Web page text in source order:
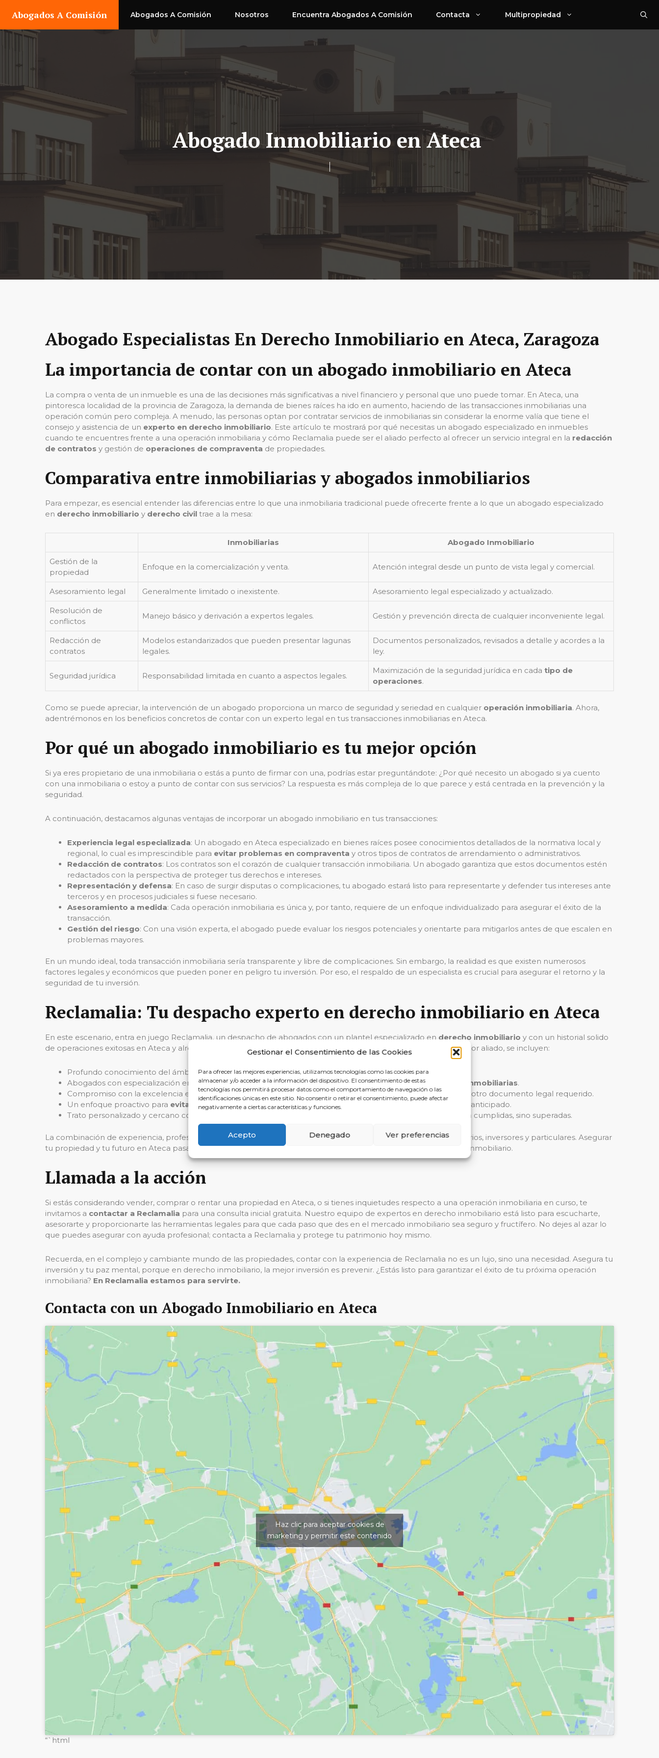
Gestionar el Consentimiento de las Cookies
Para ofrecer las mejores experiencias, utilizamos tecnologías como las cookies para
almacenar y/o acceder a la información del dispositivo. El consentimiento de estas
tecnologías nos permitirá procesar datos como el comportamiento de navegación o las
identificaciones únicas en este sitio. No consentir o retirar el consentimiento, puede afectar
negativamente a ciertas características y funciones.
Acepto Denegado Ver preferencias
Abogados A Comisión Abogados A Comisión Nosotros Encuentra Abogados A Comisión Contacta Multipropiedad
Abogado Inmobiliario en Ateca
Abogado Especialistas En Derecho Inmobiliario en Ateca, Zaragoza
La importancia de contar con un abogado inmobiliario en Ateca
La compra o venta de un inmueble es una de las decisiones más significativas a nivel financiero y personal que uno puede tomar. En Ateca, una
pintoresca localidad de la provincia de Zaragoza, la demanda de bienes raíces ha ido en aumento, haciendo de las transacciones inmobiliarias una
operación común pero compleja. A menudo, las personas optan por contratar servicios de inmobiliarias sin considerar la enorme valía que tiene el
consejo y asistencia de un experto en derecho inmobiliario. Este artículo te mostrará por qué necesitas un abogado especializado en inmuebles
cuando te encuentres frente a una operación inmobiliaria y cómo Reclamalia puede ser el aliado perfecto al ofrecer un servicio integral en la redacción
de contratos y gestión de operaciones de compraventa de propiedades.
Comparativa entre inmobiliarias y abogados inmobiliarios
Para empezar, es esencial entender las diferencias entre lo que una inmobiliaria tradicional puede ofrecerte frente a lo que un abogado especializado
en derecho inmobiliario y derecho civil trae a la mesa:
Inmobiliarias Abogado Inmobiliario
Gestión de la
propiedad
Enfoque en la comercialización y venta. Atención integral desde un punto de vista legal y comercial.
Asesoramiento legal Generalmente limitado o inexistente. Asesoramiento legal especializado y actualizado.
Resolución de
conflictos
Manejo básico y derivación a expertos legales. Gestión y prevención directa de cualquier inconveniente legal.
Redacción de
contratos
Modelos estandarizados que pueden presentar lagunas
legales.
Documentos personalizados, revisados a detalle y acordes a la
ley.
Seguridad jurídica Responsabilidad limitada en cuanto a aspectos legales.
Maximización de la seguridad jurídica en cada tipo de
operaciones.
Como se puede apreciar, la intervención de un abogado proporciona un marco de seguridad y seriedad en cualquier operación inmobiliaria. Ahora,
adentrémonos en los beneficios concretos de contar con un experto legal en tus transacciones inmobiliarias en Ateca.
Por qué un abogado inmobiliario es tu mejor opción
Si ya eres propietario de una inmobiliaria o estás a punto de firmar con una, podrías estar preguntándote: ¿Por qué necesito un abogado si ya cuento
con una inmobiliaria o estoy a punto de contar con sus servicios? La respuesta es más compleja de lo que parece y está centrada en la prevención y la
seguridad.
A continuación, destacamos algunas ventajas de incorporar un abogado inmobiliario en tus transacciones:
Experiencia legal especializada: Un abogado en Ateca especializado en bienes raíces posee conocimientos detallados de la normativa local y
regional, lo cual es imprescindible para evitar problemas en compraventa y otros tipos de contratos de arrendamiento o administrativos.
Redacción de contratos: Los contratos son el corazón de cualquier transacción inmobiliaria. Un abogado garantiza que estos documentos estén
redactados con la perspectiva de proteger tus derechos e intereses.
Representación y defensa: En caso de surgir disputas o complicaciones, tu abogado estará listo para representarte y defender tus intereses ante
terceros y en procesos judiciales si fuese necesario.
Asesoramiento a medida: Cada operación inmobiliaria es única y, por tanto, requiere de un enfoque individualizado para asegurar el éxito de la
transacción.
Gestión del riesgo: Con una visión experta, el abogado puede evaluar los riesgos potenciales y orientarte para mitigarlos antes de que escalen en
problemas mayores.
En un mundo ideal, toda transacción inmobiliaria sería transparente y libre de complicaciones. Sin embargo, la realidad es que existen numerosos
factores legales y económicos que pueden poner en peligro tu inversión. Por eso, el respaldo de un especialista es crucial para asegurar el retorno y la
seguridad de tu inversión.
Reclamalia: Tu despacho experto en derecho inmobiliario en Ateca
En este escenario, entra en juego Reclamalia, un despacho de abogados con un plantel especializado en derecho inmobiliario y con un historial solido
de operaciones exitosas en Ateca y alrededores. Entre las varias razones para considerar a Reclamalia como tu mejor aliado, se incluyen:
Profundo conocimiento del ámbito inmobiliario de la región y de las particularidades del mercado en Ateca.
Abogados con especialización en
derecho civily experiencia comprobable entodo tipo de operaciones inmobiliarias.
Compromiso con la excelencia en laredacción de contratos de arrendamiento, compraventa y cualquier otro documento legal requerido.
Un enfoque proactivo para evitar problemas en compraventamediante la prevención y el asesoramiento anticipado.
Trato personalizado y cercano con cada cliente asegurando que sus necesidades y expectativas no solo sean cumplidas, sino superadas.
La combinación de experiencia, profesionalismo y dedicación hace de Reclamalia la opción preferida de empresarios, inversores y particulares. Asegurar
tu propiedad y tu futuro en Ateca pasa por elegir el acompañamiento y la asesoría legal adecuados en el ámbito inmobiliario.
Llamada a la acción
Si estás considerando vender, comprar o rentar una propiedad en Ateca, o si tienes inquietudes respecto a una operación inmobiliaria en curso, te
invitamos a contactar a Reclamalia para una consulta inicial gratuita. Nuestro equipo de expertos en derecho inmobiliario está listo para escucharte,
asesorarte y proporcionarte las herramientas legales para que cada paso que des en el mercado inmobiliario sea seguro y fructífero. No dejes al azar lo
que puedes asegurar con ayuda profesional; contacta a Reclamalia y protege tu patrimonio hoy mismo.
Recuerda, en el complejo y cambiante mundo de las propiedades, contar con la experiencia de Reclamalia no es un lujo, sino una necesidad. Asegura tu
inversión y tu paz mental, porque en derecho inmobiliario, la mejor inversión es prevenir. ¿Estás listo para garantizar el éxito de tu próxima operación
inmobiliaria? En Reclamalia estamos para servirte.
Contacta con un Abogado Inmobiliario en Ateca
Haz clic para aceptar cookies de
marketing y permitir este contenido
“`html